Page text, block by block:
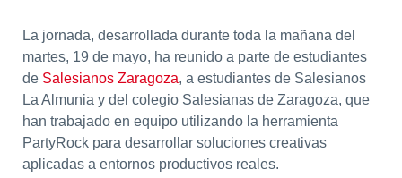
La jornada, desarrollada durante toda la mañana del
martes, 19 de mayo, ha reunido a parte de estudiantes
de Salesianos Zaragoza, a estudiantes de Salesianos
La Almunia y del colegio Salesianas de Zaragoza, que
han trabajado en equipo utilizando la herramienta
PartyRock para desarrollar soluciones creativas
aplicadas a entornos productivos reales.